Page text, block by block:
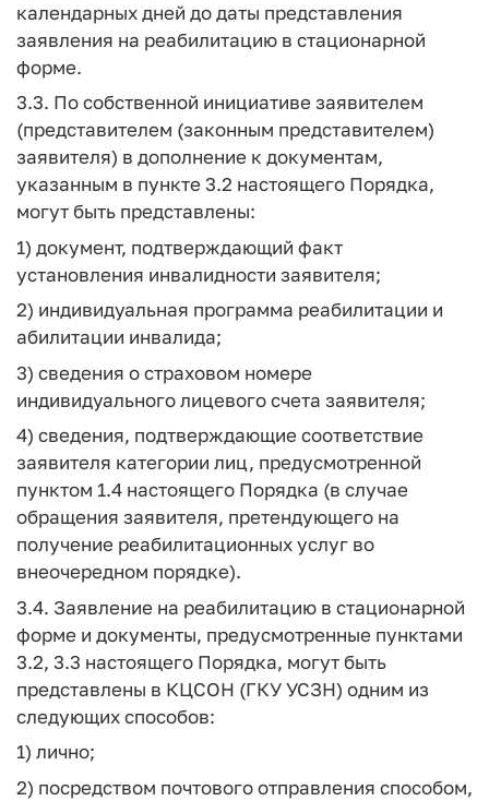
календарных дней до даты представления
заявления на реабилитацию в стационарной
форме.
3.3. По собственной инициативе заявителем
(представителем (законным представителем)
заявителя) в дополнение к документам,
указанным в пункте 3.2 настоящего Порядка,
могут быть представлены:
1) документ, подтверждающий факт
установления инвалидности заявителя;
2) индивидуальная программа реабилитации и
абилитации инвалида;
3) сведения о страховом номере
индивидуального лицевого счета заявителя;
4) сведения, подтверждающие соответствие
заявителя категории лиц, предусмотренной
пунктом 1.4 настоящего Порядка (в случае
обращения заявителя, претендующего на
получение реабилитационных услуг во
внеочередном порядке).
3.4. Заявление на реабилитацию в стационарной
форме и документы, предусмотренные пунктами
3.2, 3.3 настоящего Порядка, могут быть
представлены в КЦСОН (ГКУ УСЗН) одним из
следующих способов:
1) лично;
2) посредством почтового отправления способом,